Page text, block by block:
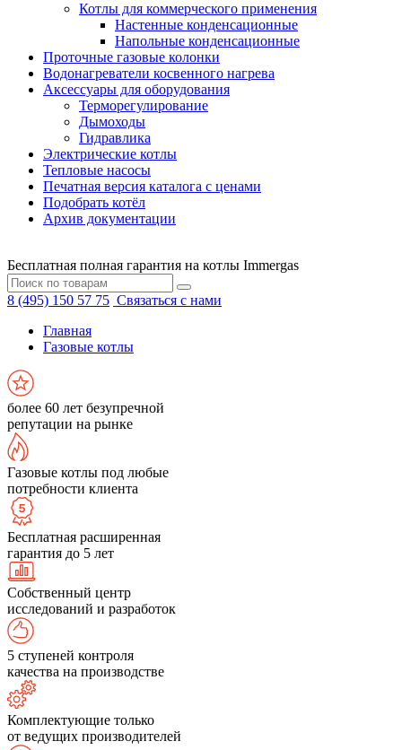
Котлы для коммерческого применения
Настенные конденсационные
Напольные конденсационные
Проточные газовые колонки
Водонагреватели косвенного нагрева
Аксессуары для оборудования
Терморегулирование
Дымоходы
Гидравлика
Электрические котлы
Тепловые насосы
Печатная версия каталога с ценами
Подобрать котёл
Архив документации
Бесплатная полная гарантия на котлы Immergas
8 (495) 150 57 75 Связаться с нами
Главная
Газовые котлы
более 60 лет безупречной
репутации на рынке
Газовые котлы под любые
потребности клиента
Бесплатная расширенная
гарантия до 5 лет
Собственный центр
исследований и разработок
5 ступеней контроля
качества на производстве
Комплектующие только
от ведущих производителей